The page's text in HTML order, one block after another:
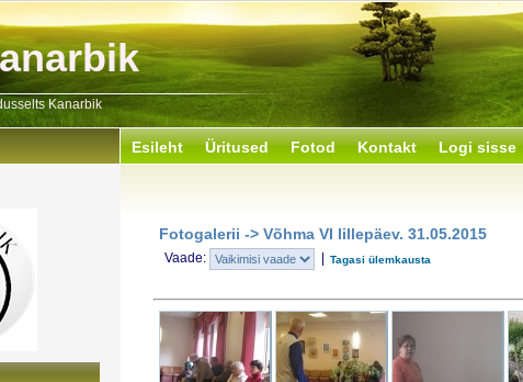
Kanarbik
Esileht Üritused Fotod Kontakt Logi sisse
Fotogalerii -> Võhma VI lillepäev. 31.05.2015
Vaade: Tagasi ülemkausta